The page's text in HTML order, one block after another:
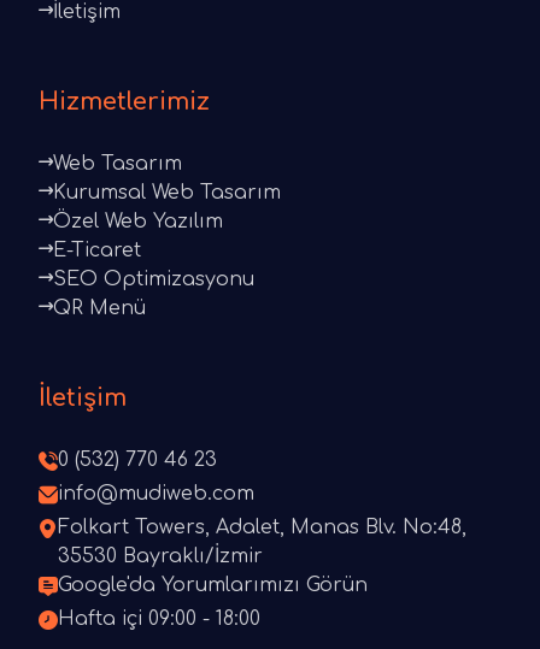
İletişim
Hizmetlerimiz
Web Tasarım
Kurumsal Web Tasarım
Özel Web Yazılım
E-Ticaret
SEO Optimizasyonu
QR Menü
İletişim
0 (532) 770 46 23
info@mudiweb.com
Folkart Towers, Adalet, Manas Blv. No:48,
35530 Bayraklı/İzmir
Google'da Yorumlarımızı Görün
Hafta içi 09:00 - 18:00